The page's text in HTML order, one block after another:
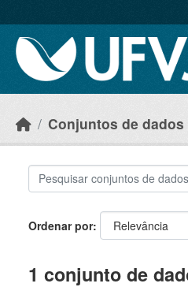
Conjuntos de dados
Ordenar por
1 conjunto de